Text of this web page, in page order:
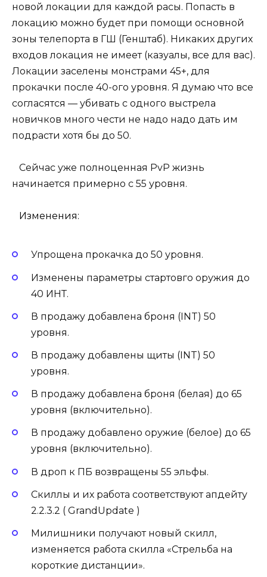
новой локации для каждой расы. Попасть в
локацию можно будет при помощи основной
зоны телепорта в ГШ (Генштаб). Никаких других
входов локация не имеет (казуалы, все для вас).
Локации заселены монстрами 45+, для
прокачки после 40-ого уровня. Я думаю что все
согласятся — убивать с одного выстрела
новичков много чести не надо надо дать им
подрасти хотя бы до 50.
Сейчас уже полноценная PvP жизнь
начинается примерно с 55 уровня.
Изменения:
Упрощена прокачка до 50 уровня.
Изменены параметры стартовго оружия до
40 ИНТ.
В продажу добавлена броня (INT) 50
уровня.
В продажу добавлены щиты (INT) 50
уровня.
В продажу добавлена броня (белая) до 65
уровня (включительно).
В продажу добавлено оружие (белое) до 65
уровня (включительно).
В дроп к ПБ возвращены 55 эльфы.
Скиллы и их работа соответствуют апдейту
2.2.3.2 ( GrandUpdate )
Милишники получают новый скилл,
изменяется работа скилла «Стрельба на
короткие дистанции».